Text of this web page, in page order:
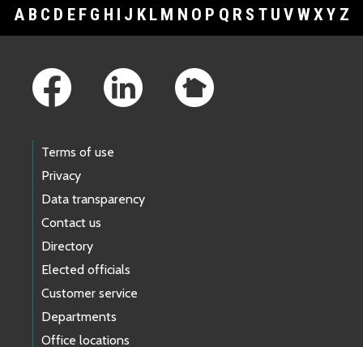
A B C D E F G H I J K L M N O P Q R S T U V WXY Z
Terms of use
Privacy
Data transparency
Contact us
Directory
Elected officials
Customer service
Departments
Office locations